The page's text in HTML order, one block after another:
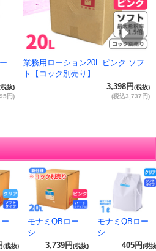
抜)
円)
業務用ローション20L ピンク ソフ
ト【コック別売り】
3,398円(税抜)
(税込3,737円)
(税抜)
モナミQBロー
シ...
3,739円(税抜)
モナミQBロー
シ...
405円(税